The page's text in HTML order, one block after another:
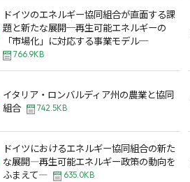
ドイツのエネルギー協同組合が直面する課
題と新たな展開─再生可能エネルギーの
「市場化」に対応する事業モデル─
766.9KB
イタリア・ロンバルディア州の農業と協同
組合
742.5KB
ドイツにおけるエネルギー協同組合の新た
な展開―再生可能エネルギー政策の動向を
ふまえて―
635.0KB